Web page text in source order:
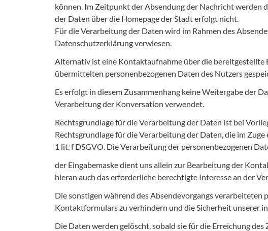
können. Im Zeitpunkt der Absendung der Nachricht
der Daten über die Homepage der Stadt erfolgt nicht.
Für die Verarbeitung der Daten wird im Rahmen des
Datenschutzerklärung verwiesen.
Alternativ ist eine Kontaktaufnahme über die bereitgestellte
übermittelten personenbezogenen Daten des Nutzers
Es erfolgt in diesem Zusammenhang keine Weitergabe der
Verarbeitung der Konversation verwendet.
Rechtsgrundlage für die Verarbeitung der Daten ist bei
Rechtsgrundlage für die Verarbeitung der Daten, die im
1 lit. f DSGVO. Die Verarbeitung der personenbezogenen
der Eingabemaske dient uns allein zur Bearbeitung der
hieran auch das erforderliche berechtigte Interesse an der
Die sonstigen während des Absendevorgangs verarbeiteten
Kontaktformulars zu verhindern und die Sicherheit unserer
Die Daten werden gelöscht, sobald sie für die Erreichung